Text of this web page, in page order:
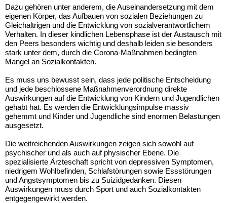
Dazu gehören unter anderem, die Auseinandersetzung mit dem
eigenen Körper, das Aufbauen von sozialen Beziehungen zu
Gleichaltrigen und die Entwicklung von sozialverantwortlichem
Verhalten. In dieser kindlichen Lebensphase ist der Austausch mit
den Peers besonders wichtig und deshalb leiden sie besonders
stark unter dem, durch die Corona-Maßnahmen bedingten
Mangel an Sozialkontakten.
Es muss uns bewusst sein, dass jede politische Entscheidung
und jede beschlossene Maßnahmenverordnung direkte
Auswirkungen auf die Entwicklung von Kindern und Jugendlichen
gehabt hat. Es werden die Entwicklungsimpulse massiv
gehemmt und Kinder und Jugendliche sind enormen Belastungen
ausgesetzt.
Die weitreichenden Auswirkungen zeigen sich sowohl auf
psychischer und als auch auf physischer Ebene. Die
spezialisierte Ärzteschaft spricht von depressiven Symptomen,
niedrigem Wohlbefinden, Schlafstörungen sowie Essstörungen
und Angstsymptomen bis zu Suizidgedanken. Diesen
Auswirkungen muss durch Sport und auch Sozialkontakten
entgegengewirkt werden.